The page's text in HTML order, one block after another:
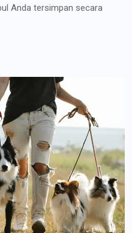
Anda tersimpan secara